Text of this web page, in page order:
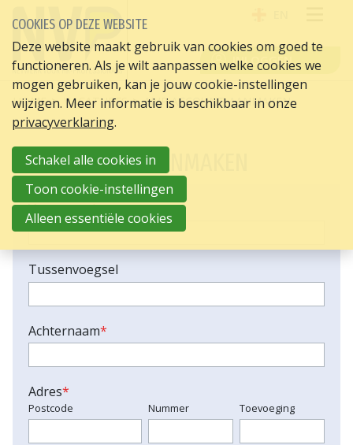
INLOGGEN
HOME VACATURES NVP ACCOUNT AANMAKEN
NVP ACCOUNT AANMAKEN
Voornaam*
Tussenvoegsel
Achternaam*
Adres*
Postcode Nummer Toevoeging
COOKIES OP DEZE WEBSITE
Deze website maakt gebruik van cookies om goed te
functioneren. Als je wilt aanpassen welke cookies we
mogen gebruiken, kan je jouw cookie-instellingen
wijzigen. Meer informatie is beschikbaar in onze
privacyverklaring.
Schakel alle cookies in
Toon cookie-instellingen
Alleen essentiële cookies